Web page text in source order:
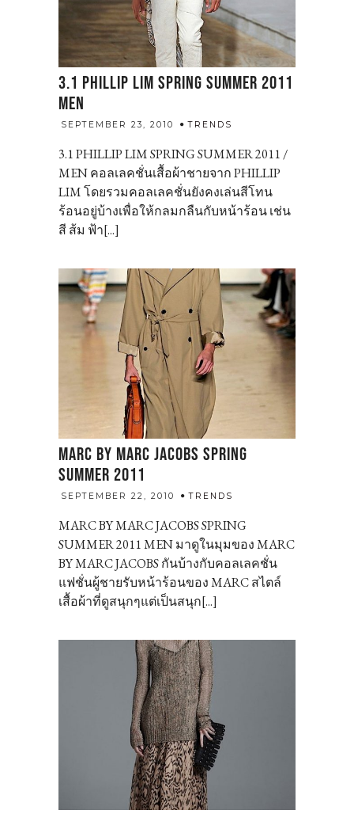
3.1 PHILLIP LIM SPRING SUMMER 2011
MEN
SEPTEMBER 23, 2010 TRENDS
3.1 PHILLIP LIM SPRING SUMMER 2011 /
MEN คอลเลคชั่นเสื้อผ้าชายจาก PHILLIP
LIM โดยรวมคอลเลคชั่นยังคงเล่นสีโทน
ร้อนอยู่บ้างเพื่อให้กลมกลืนกับหน้าร้อน เช่น
สี ส้ม ฟ้า[...]
MARC BY MARC JACOBS SPRING
SUMMER 2011
SEPTEMBER 22, 2010 TRENDS
MARC BY MARC JACOBS SPRING
SUMMER 2011 MEN มาดูในมุมของ MARC
BY MARC JACOBS กันบ้างกับคอลเลคชั่น
แฟชั่นผู้ชายรับหน้าร้อนของ MARC สไตล์
เสื้อผ้าที่ดูสนุกๆแต่เป็นสนุก[...]